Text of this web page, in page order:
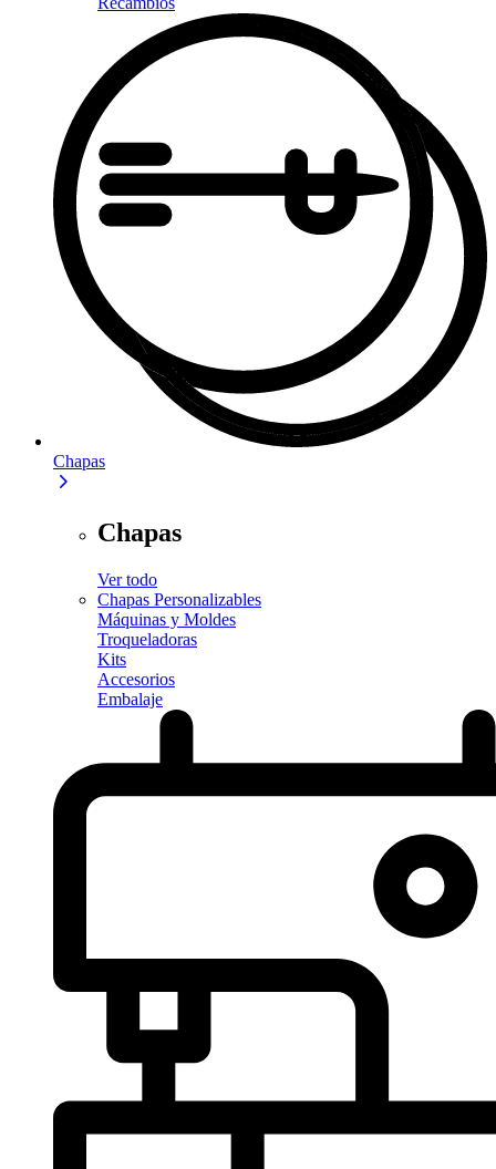
Chapas
Chapas
Ver todo
Chapas Personalizables
Máquinas y Moldes
Troqueladoras
Kits
Accesorios
Embalaje